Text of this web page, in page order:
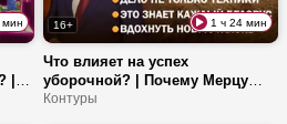
мин
|
16+ 1 ч 24 мин
Что влияет на успех
уборочной? | Почему Мерцу
больше не доверяют? | За что
Контуры